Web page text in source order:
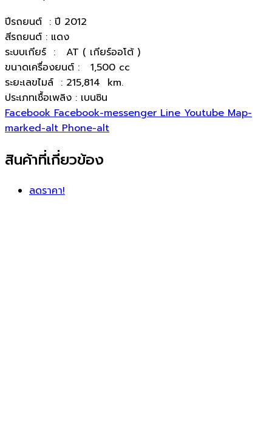
ปีรถยนต์ : ปี 2012
สีรถยนต์ : แดง
ระบบเกียร์ : AT ( เกียร์ออโต้ )
ขนาดเครื่องยนต์ : 1,500 cc
ระยะเลขไมล์ : 215,814 km.
ประเภทเชื้อเพลิง : เบนซิน
Facebook Facebook-messenger Line Youtube Map-
marked-alt Phone-alt
สินค้าที่เกี่ยวข้อง
ลดราคา!